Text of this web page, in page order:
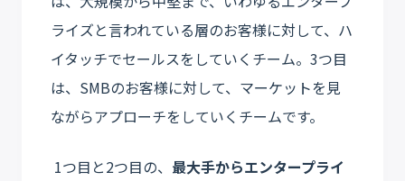
ライズと言われている層のお客様に対して、ハ
イタッチでセールスをしていくチーム。3つ目
は、SMBのお客様に対して、マーケットを見
ながらアプローチをしていくチームです。
1つ目と2つ目の、 最大手からエンタープライ